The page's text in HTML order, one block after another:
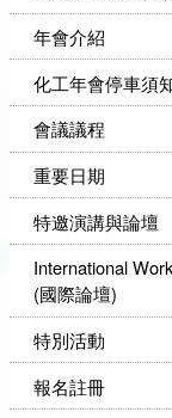
年會介紹
化工年會停車須
會議議程
重要日期
特邀演講與論壇
International
(國際論壇)
特別活動
報名註冊